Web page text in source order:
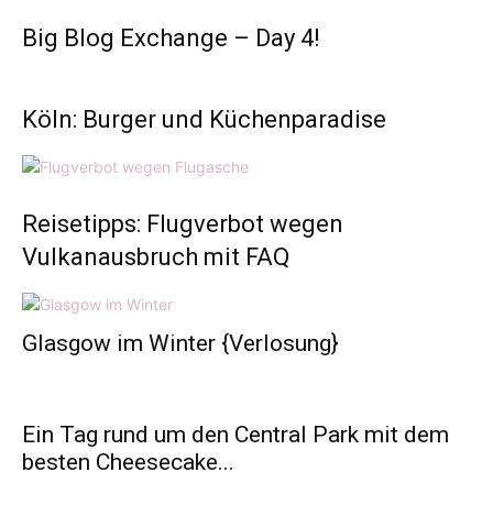
Big Blog Exchange – Day 4!
Köln: Burger und Küchenparadise
Reisetipps: Flugverbot wegen
Vulkanausbruch mit FAQ
Glasgow im Winter {Verlosung}
Ein Tag rund um den Central Park mit dem
besten Cheesecake...